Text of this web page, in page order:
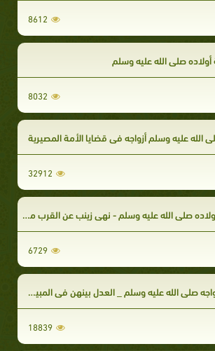
8612
صلى الله عليه وسلم
8032
الله عليه وسلم أزواجه في قضايا الأمة المصيرية
32912
صلى الله عليه وسلم - نهي زينب عن القرب من أبي العاص بعد الفراق
6729
صلى الله عليه وسلم _ العدل بينهن في المبيت والنفقة
18839